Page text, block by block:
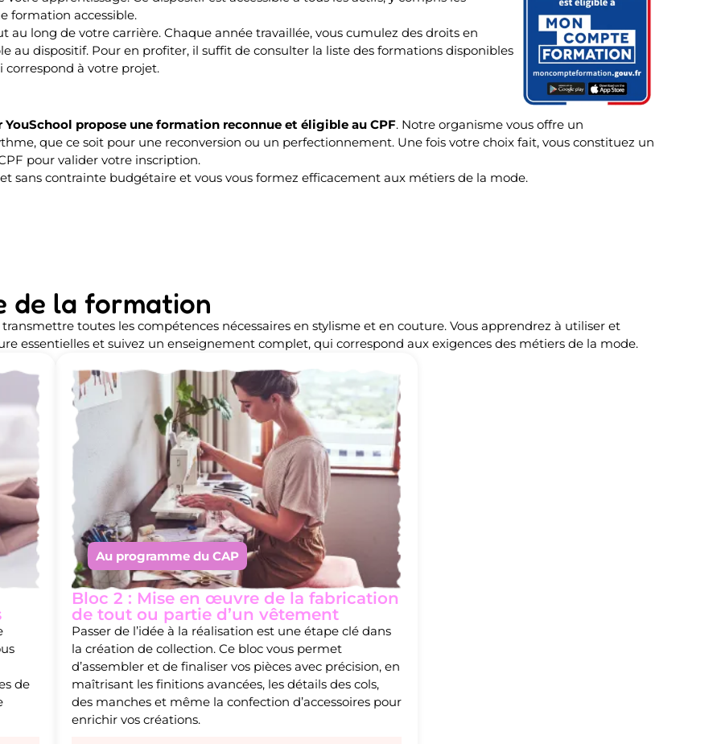
formation accessible.
long de votre carrière. Chaque année travaillée, vous cumulez des droits en
au dispositif. Pour en profiter, il suffit de consulter la liste des formations disponibles
correspond à votre projet.
YouSchool propose une formation reconnue et éligible au CPF. Notre organisme vous offre un
que ce soit pour une reconversion ou un perfectionnement. Une fois votre choix fait, vous constituez un
pour valider votre inscription.
sans contrainte budgétaire et vous vous formez efficacement aux métiers de la mode.
de la formation
toutes les compétences nécessaires en stylisme et en couture. Vous apprendrez à utiliser et
essentielles et suivez un enseignement complet, qui correspond aux exigences des métiers de la mode.
de
Au programme du CAP
Bloc 2 : Mise en œuvre de la fabrication
de tout ou partie d’un vêtement
Passer de l’idée à la réalisation est une étape clé dans
la création de collection. Ce bloc vous permet
d’assembler et de finaliser vos pièces avec précision, en
maîtrisant les finitions avancées, les détails des cols,
des manches et même la confection d’accessoires pour
enrichir vos créations.